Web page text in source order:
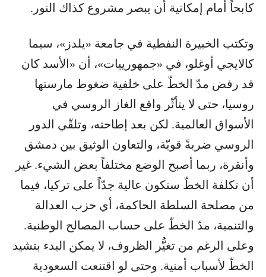
كابحاً أمام إمكانية أن يبصر مشروع كذاك النور.
وتكتب الخبيرة النفطية في جامعة «يلدز»، سيما
كالايجي أوغلو، في «جمهورييات»، أن «الأسد كان
قد رفض مدّ الخطّ على خلفية ضغوط مارستها
روسيا، حتى لا يتأثّر واقع الغاز الروسي في
الأسواق العالمية. لكن بعد إطاحته، وتلقّي الدور
الروسي ضربةً قويّة، والتعاون الوثيق بين دمشق
وأنقرة، ربما أصبح الوضع مختلفاً بعض الشيء. غير
أن تكلفة الخطّ ستكون عالية جدّاً على تركيا، فيما
من مصلحة السلطة الحاكمة، أي حزب العدالة
والتنمية، مدّ الخطّ على حساب المصالح الوطنية.
وعلى الرغم من تغيُّر الظروف، لا يمكن البدء بتشيد
الخطّ لأسباب أمنية. وحتى لو اقتنعت السعودية